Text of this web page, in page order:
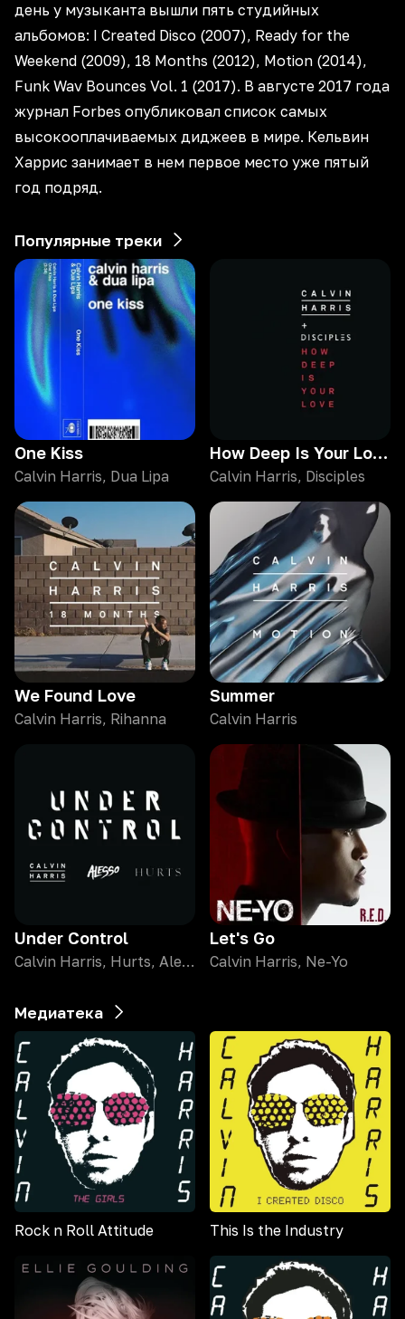
день у музыканта вышли пять студийных
альбомов: I Created Disco (2007), Ready for the
Weekend (2009), 18 Months (2012), Motion (2014),
Funk Wav Bounces Vol. 1 (2017). В августе 2017 года
журнал Forbes опубликовал список самых
высокооплачиваемых диджеев в мире. Кельвин
Харрис занимает в нем первое место уже пятый
год подряд.
Популярные треки
One Kiss
Calvin Harris, Dua Lipa
How Deep Is Your Love
Calvin Harris, Disciples
We Found Love
Calvin Harris, Rihanna
Summer
Calvin Harris
Under Control
Calvin Harris, Hurts, Alesso
Let's Go
Calvin Harris, Ne-Yo
Медиатека
Rock n Roll Attitude This Is the Industry